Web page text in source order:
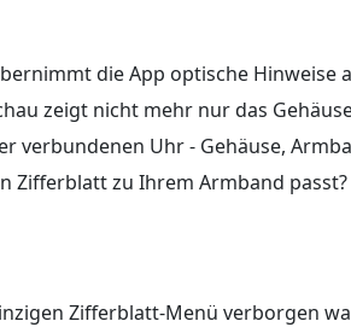
die App optische Hinweise
zeigt nicht mehr nur das
verbundenen Uhr - Gehäuse,
Zifferblatt zu Ihrem Armband
Zifferblatt-Menü verborgen